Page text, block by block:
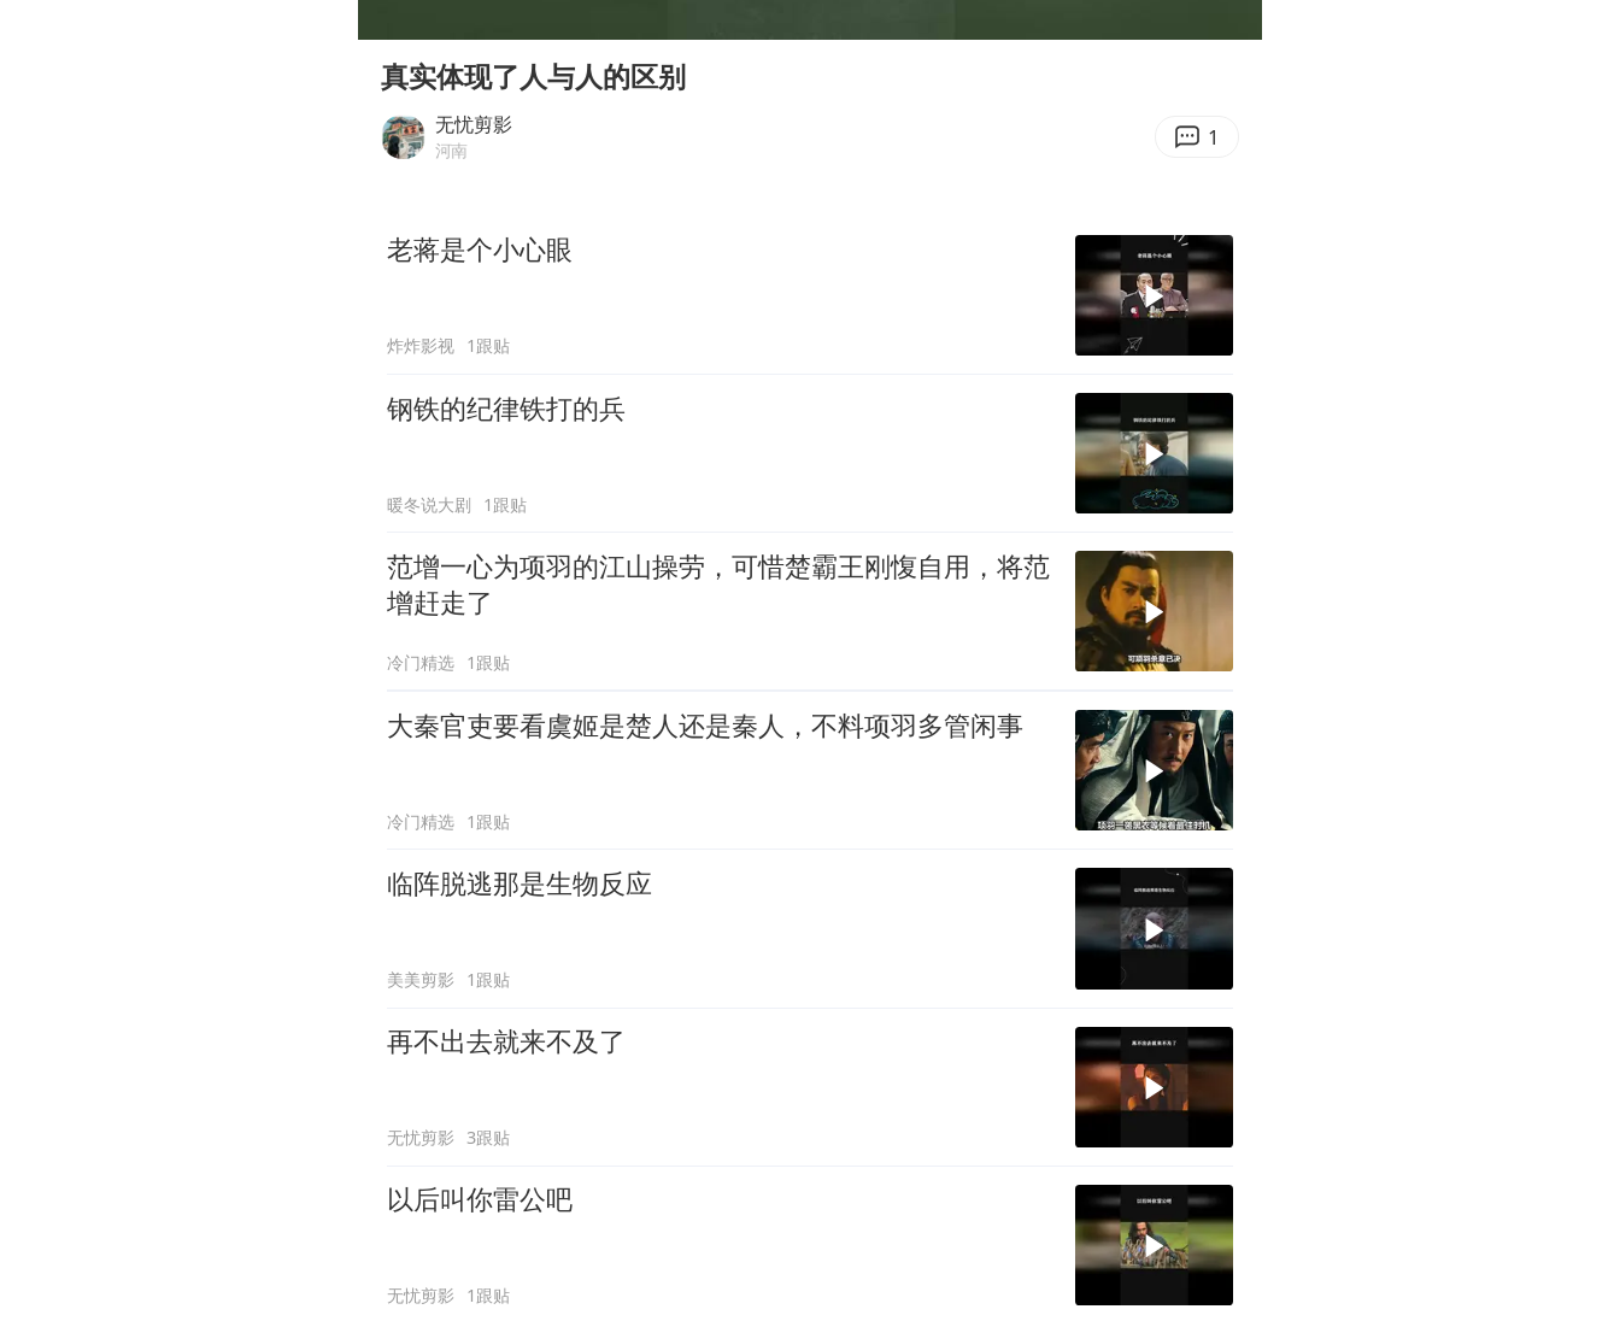
儿子陪躺平老爹体验外卖员火了
浙江台州《告全体市民书》
人民的健康、体质、幸福一脉相承
真实体现了人与人的区别
无忧剪影
河南 1
老蒋是个小心眼
炸炸影视 1跟贴
钢铁的纪律铁打的兵
暖冬说大剧 1跟贴
范增一心为项羽的江山操劳，可惜楚霸王刚愎自用，将范
增赶走了
冷门精选 1跟贴
大秦官吏要看虞姬是楚人还是秦人，不料项羽多管闲事
冷门精选 1跟贴
临阵脱逃那是生物反应
美美剪影 1跟贴
再不出去就来不及了
无忧剪影 3跟贴
以后叫你雷公吧
无忧剪影 1跟贴